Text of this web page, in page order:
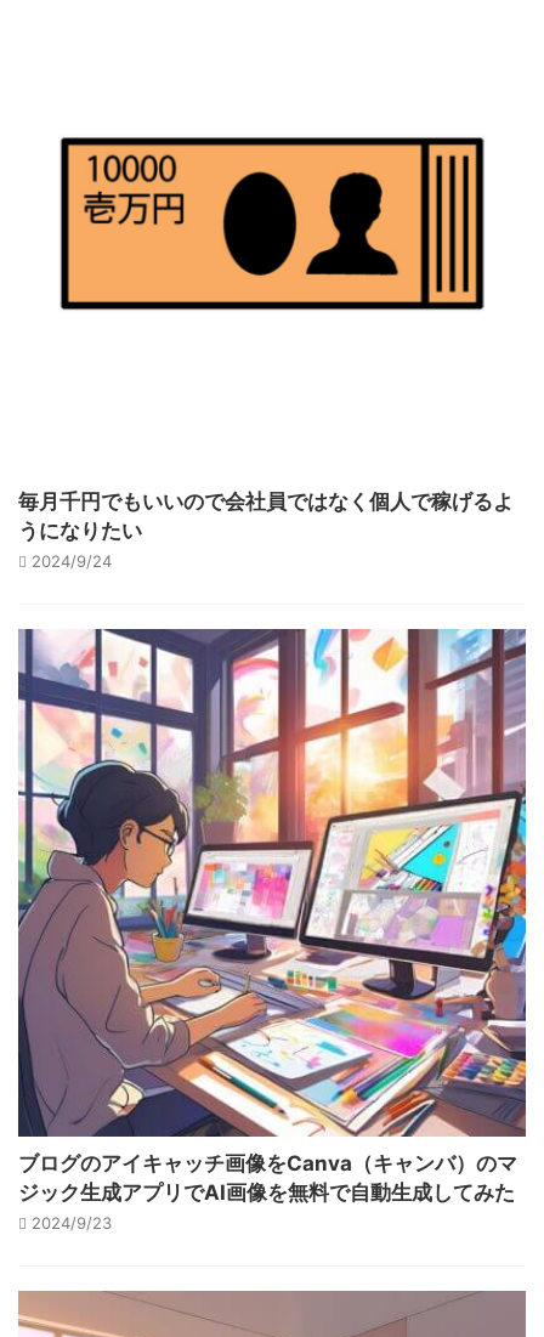
毎月千円でもいいので会社員ではなく個人で稼げるよ
うになりたい
2024/9/24
ブログのアイキャッチ画像をCanva（キャンバ）のマ
ジック生成アプリでAI画像を無料で自動生成してみた
2024/9/23